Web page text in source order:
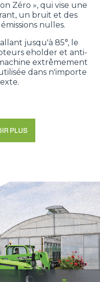
Zéro », qui vise une
un bruit et des
nulles.
jusqu'à 85°, le
eholder et anti-
extrêmement
dans n'importe
PLUS